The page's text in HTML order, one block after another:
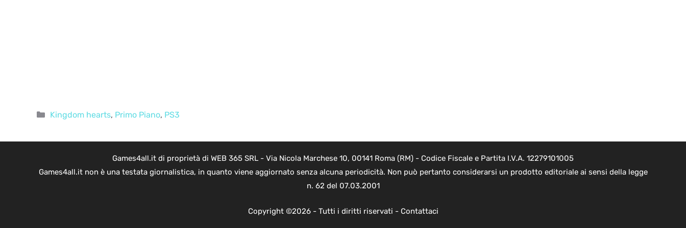
Categorie
Kingdom hearts, Primo Piano, PS3
Games4all.it di proprietà di WEB 365 SRL - Via Nicola Marchese 10, 00141 Roma (RM) - Codice Fiscale e Partita I.V.A. 12279101005
Games4all.it non è una testata giornalistica, in quanto viene aggiornato senza alcuna periodicità. Non può pertanto considerarsi un prodotto editoriale ai sensi della legge
n. 62 del 07.03.2001
Copyright ©2026 - Tutti i diritti riservati - Contattaci